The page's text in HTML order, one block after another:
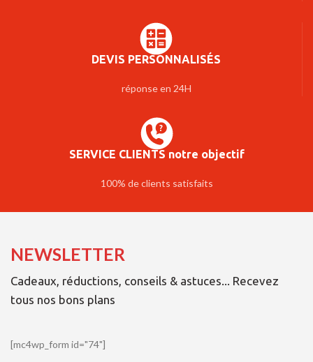
DEVIS PERSONNALISÉS
réponse en 24H
SERVICE CLIENTS notre objectif
100% de clients satisfaits
NEWSLETTER
Cadeaux, réductions, conseils & astuces... Recevez
tous nos bons plans
[mc4wp_form id="74"]